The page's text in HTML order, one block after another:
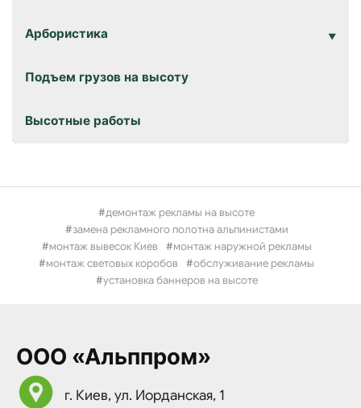
Арбористика
Подъем грузов на высоту
Высотные работы
демонтаж рекламы на высоте
замена рекламного полотна альпинистами
монтаж вывесок Киев
монтаж наружной рекламы
монтаж световых коробов
обслуживание рекламы
установка баннеров на высоте
ООО «Альппром»
г. Киев, ул. Иорданская, 1